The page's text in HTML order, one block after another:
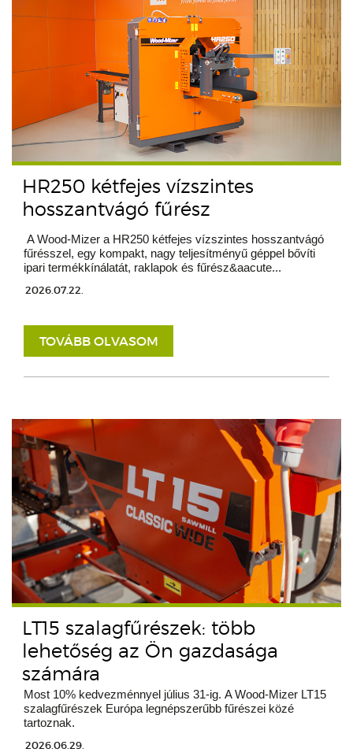
HR250 kétfejes vízszintes
hosszantvágó fűrész
A Wood-Mizer a HR250 kétfejes vízszintes hosszantvágó
fűrésszel, egy kompakt, nagy teljesítményű géppel bővíti
ipari termékkínálatát, raklapok és fűrész&aacute...
2026.07.22.
TOVÁBB OLVASOM
LT15 szalagfűrészek: több
lehetőség az Ön gazdasága
számára
Most 10% kedvezménnyel július 31-ig. A Wood-Mizer LT15
szalagfűrészek Európa legnépszerűbb fűrészei közé
tartoznak.
2026.06.29.